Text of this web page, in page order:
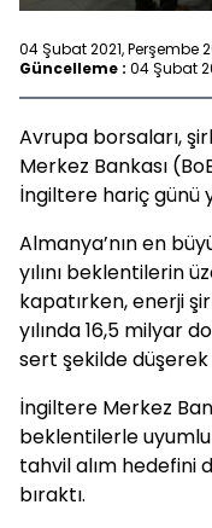
04 Şubat 2021, Perşembe
Güncelleme : 04 Şubat
Avrupa borsaları,
Merkez Bankası
İngiltere hariç günü
Almanya’nın en
yılını beklentilerin
kapatırken, enerji
yılında 16,5 milyar
sert şekilde
İngiltere Merkez
beklentilerle uyumlu
tahvil alım hedefini
bıraktı.